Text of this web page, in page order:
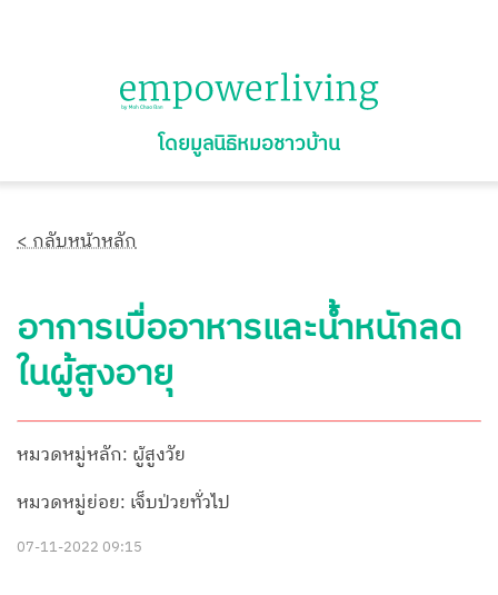
โดยมูลนิธิหมอชาวบ้าน
< กลับหน้าหลัก
อาการเบื่ออาหารและน้ำหนักลด
ในผู้สูงอายุ
หมวดหมู่หลัก: ผู้สูงวัย
หมวดหมู่ย่อย: เจ็บป่วยทั่วไป
07-11-2022 09:15